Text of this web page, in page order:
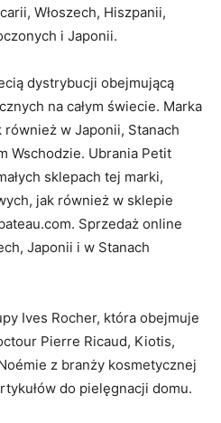
Włoszech, Hiszpanii,
i Japonii.
dystrybucji obejmującą
na całym świecie. Marka
w Japonii, Stanach
Wschodzie. Ubrania Petit
sklepach tej marki,
jak również w sklepie
Sprzedaż online
Japonii i w Stanach
Ives Rocher, która obejmuje
Pierre Ricaud, Kiotis,
z branży kosmetycznej
do pielęgnacji domu.